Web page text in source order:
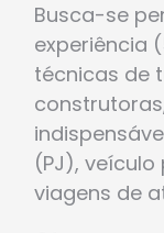
Busca-se
experiência
técnicas de
(PJ),
viagens de